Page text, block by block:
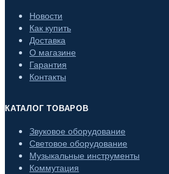
Новости
Как купить
Доставка
О магазине
Гарантия
Контакты
КАТАЛОГ ТОВАРОВ
Звуковое оборудование
Световое оборудование
Музыкальные инструменты
Коммутация